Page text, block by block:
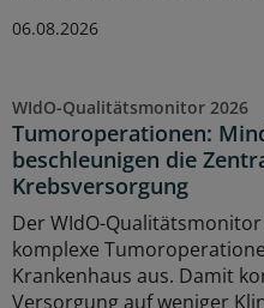
06.08.2026
WIdO-Qualitätsmonitor 2026
Tumoroperationen:
beschleunigen die
Krebsversorgung
Der WIdO-
komplexe
Krankenhaus aus. Damit
Versorgung auf weniger